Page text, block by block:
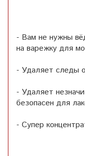
- Вам не нужны
на варежку для
- Удаляет следы
- Удаляет
безопасен для
- Супер